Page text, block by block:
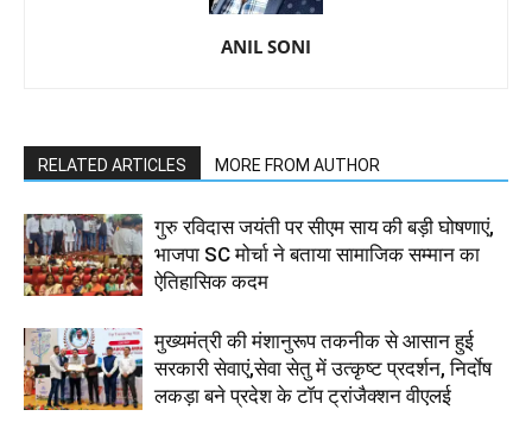
ANIL SONI
RELATED ARTICLES MORE FROM AUTHOR
गुरु रविदास जयंती पर सीएम साय की बड़ी घोषणाएं,
भाजपा SC मोर्चा ने बताया सामाजिक सम्मान का
ऐतिहासिक कदम
मुख्यमंत्री की मंशानुरूप तकनीक से आसान हुई
सरकारी सेवाएं,सेवा सेतु में उत्कृष्ट प्रदर्शन, निर्दाेष
लकड़ा बने प्रदेश के टॉप ट्रांजैक्शन वीएलई